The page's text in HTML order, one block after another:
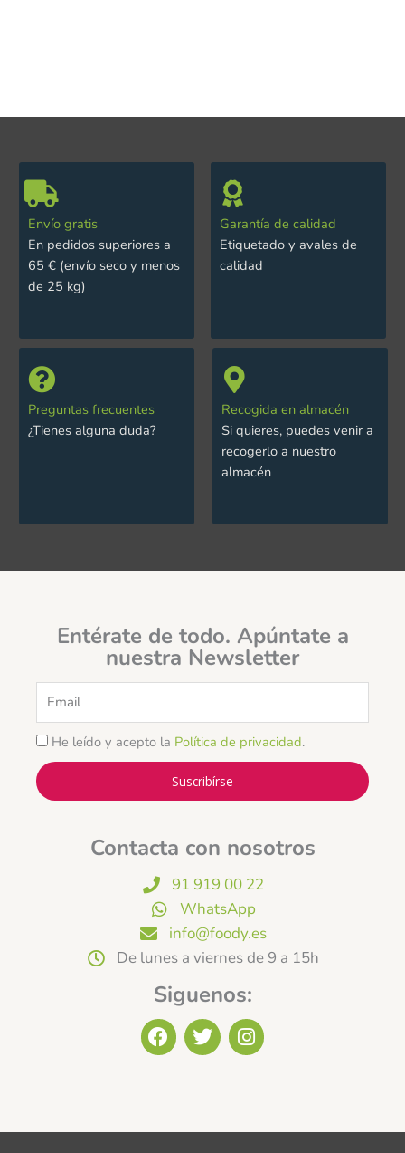
Envío gratis
En pedidos superiores a
65 € (envío seco y menos
de 25 kg)
Garantía de calidad
Etiquetado y avales de
calidad
Preguntas frecuentes
¿Tienes alguna duda?
Recogida en almacén
Si quieres, puedes venir a
recogerlo a nuestro
almacén
Entérate de todo. Apúntate a
nuestra Newsletter
He leído y acepto la Política de privacidad.
Suscribírse
Contacta con nosotros
91 919 00 22
WhatsApp
info@foody.es
De lunes a viernes de 9 a 15h
Siguenos:
F
a
o
T
w
e
I
n
g